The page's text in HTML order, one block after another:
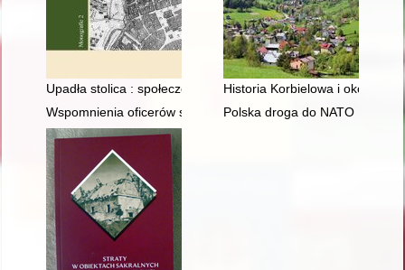
Upadła stolica : społeczeństwo i przestrzeń Krakowa w XVIII
Historia Korbielowa i okolic
Wspomnienia oficerów służby topograficznej Ludowego
Polska droga do NATO :